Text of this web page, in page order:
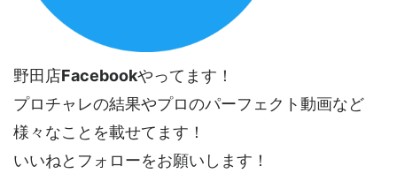
野田店Facebookやってます！
プロチャレの結果やプロのパーフェクト動画など
様々なことを載せてます！
いいねとフォローをお願いします！